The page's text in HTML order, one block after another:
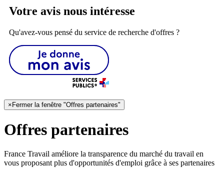
Votre avis nous intéresse
Qu'avez-vous pensé du service de recherche d'offres ?
×Fermer la fenêtre "Offres partenaires"
Offres partenaires
France Travail améliore la transparence du marché du travail en
vous proposant plus d'opportunités d'emploi grâce à ses partenaires